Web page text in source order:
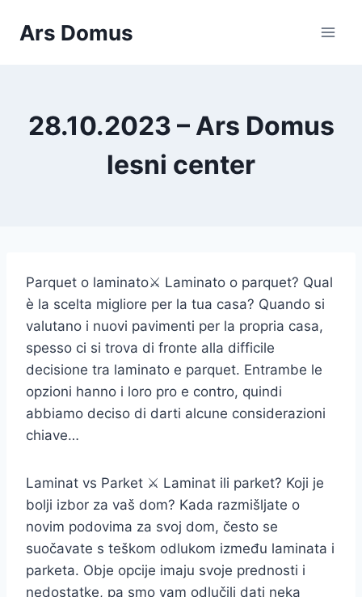
Ars Domus
28.10.2023 – Ars Domus
lesni center
Parquet o laminato⚔️ Laminato o parquet? Qual
è la scelta migliore per la tua casa? Quando si
valutano i nuovi pavimenti per la propria casa,
spesso ci si trova di fronte alla difficile
decisione tra laminato e parquet. Entrambe le
opzioni hanno i loro pro e contro, quindi
abbiamo deciso di darti alcune considerazioni
chiave…
Laminat vs Parket ⚔️ Laminat ili parket? Koji je
bolji izbor za vaš dom? Kada razmišljate o
novim podovima za svoj dom, često se
suočavate s teškom odlukom između laminata i
parketa. Obje opcije imaju svoje prednosti i
nedostatke, pa smo vam odlučili dati neka